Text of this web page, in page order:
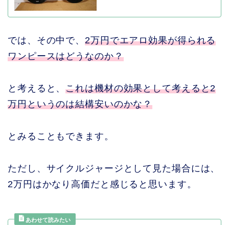
では、その中で、2万円でエアロ効果が得られる
ワンピースはどうなのか？
と考えると、これは機材の効果として考えると2
万円というのは結構安いのかな？
とみることもできます。
ただし、サイクルジャージとして見た場合には、
2万円はかなり高価だと感じると思います。